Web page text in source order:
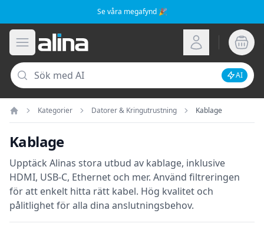
Se våra megafynd 🎉
Öppna meny
Alina.se Logga in
Sök
AI
Hem
Kategorier Datorer & Kringutrustning Kablage
Kablage
Upptäck Alinas stora utbud av kablage, inklusive
HDMI, USB-C, Ethernet och mer. Använd filtreringen
för att enkelt hitta rätt kabel. Hög kvalitet och
pålitlighet för alla dina anslutningsbehov.